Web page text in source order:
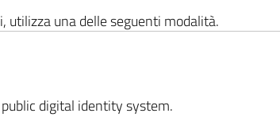
utilizza una delle seguenti modalità.
digital identity system.